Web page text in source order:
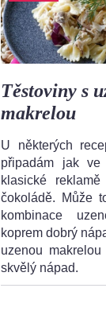
Těstoviny s
makrelou
U některých
připadám jak
klasické
čokoládě. Může
kombinace
koprem dobrý
uzenou
skvělý nápad.